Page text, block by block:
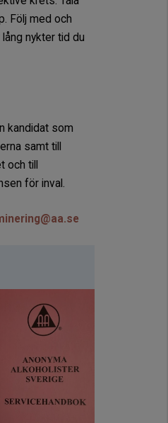
Följ med och
nykter tid du
kandidat som
samt till
och till
för inval.